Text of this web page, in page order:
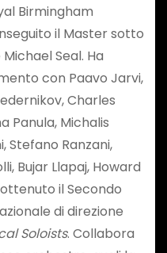
Birmingham
il Master sotto
Seal. Ha
con Paavo Jarvi,
Charles
Panula, Michalis
Stefano Ranzani,
Bujar Llapaj, Howard
il Secondo
di direzione
Soloists. Collabora